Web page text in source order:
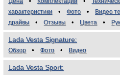
характеристики
Фото Видео
драйвы
Отзывы Цвета
Lada Vesta Signature
Обзор Фото Видео
Lada Vesta Sport